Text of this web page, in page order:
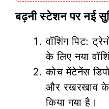
बढ़नी स्टेशन पर नई
वॉशिंग पिट:
के लिए नया
कोच मेंटेनेंस
और रखरखाव के
किया गया है।